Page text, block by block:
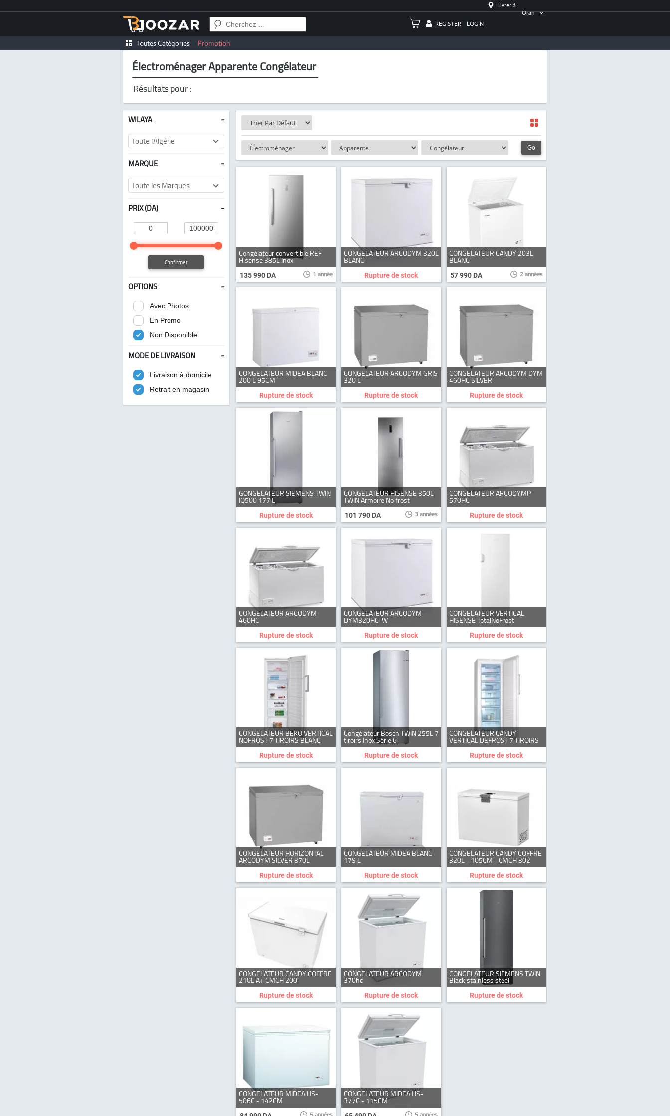
Livrer à :
Oran
REGISTER
LOGIN
Toutes Catégories Promotion
Électroménager Apparente Congélateur
Résultats pour :
WILAYA -
Toute l'Algérie
MARQUE
-
Toute les Marques
PRIX (DA)
-
Confirmer
OPTIONS -
Avec Photos
En Promo
Non Disponible
MODE DE LIVRAISON -
Livraison à domicile
Retrait en magasin
Go
Congélateur convertible REF
Hisense 385L Inox
135 990 DA 1 année
CONGELATEUR ARCODYM 320L
BLANC
Rupture de stock
CONGELATEUR CANDY 203L
BLANC
57 990 DA 2 années
CONGELATEUR MIDEA BLANC
200 L 95CM
Rupture de stock
CONGELATEUR ARCODYM GRIS
320 L
Rupture de stock
CONGELATEUR ARCODYM DYM
460HC SILVER
Rupture de stock
GONGELATEUR SIEMENS TWIN
IQ500 177 L
Rupture de stock
CONGELATEUR HISENSE 350L
TWIN Armoire No frost
101 790 DA 3 années
CONGELATEUR ARCODYMP
570HC
Rupture de stock
CONGELATEUR ARCODYM
460HC
Rupture de stock
CONGELATEUR ARCODYM
DYM320HC-W
Rupture de stock
CONGELATEUR VERTICAL
HISENSE TotalNoFrost
Rupture de stock
CONGELATEUR BEKO VERTICAL
NOFROST 7 TIROIRS BLANC
Rupture de stock
Congélateur Bosch TWIN 255L 7
tiroirs Inox Série 6
Rupture de stock
CONGELATEUR CANDY
VERTICAL DEFROST 7 TIROIRS
BLANC
Rupture de stock
CONGELATEUR HORIZONTAL
ARCODYM SILVER 370L
Rupture de stock
CONGELATEUR MIDEA BLANC
179 L
Rupture de stock
CONGELATEUR CANDY COFFRE
320L - 105CM - CMCH 302
Rupture de stock
CONGELATEUR CANDY COFFRE
210L A+ CMCH 200
Rupture de stock
CONGELATEUR ARCODYM
370hc
Rupture de stock
CONGELATEUR SIEMENS TWIN
Black stainless steel
Rupture de stock
CONGELATEUR MIDEA HS-
506C - 142CM
CONGELATEUR MIDEA HS-
377C - 115CM